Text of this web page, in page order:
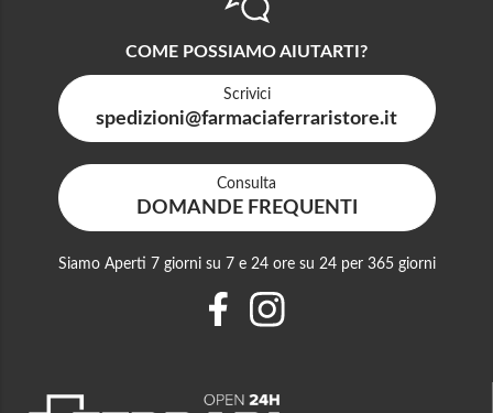
COME POSSIAMO AIUTARTI?
Scrivici
spedizioni@farmaciaferraristore.it
Consulta
DOMANDE FREQUENTI
Siamo Aperti 7 giorni su 7 e 24 ore su 24 per 365 giorni